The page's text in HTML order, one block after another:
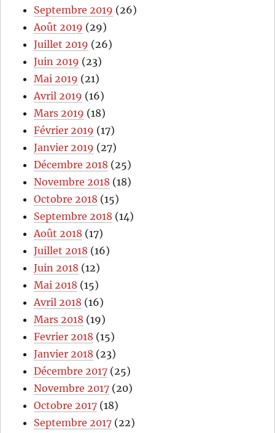
Septembre 2019 (26)
Août 2019 (29)
Juillet 2019 (26)
Juin 2019 (23)
Mai 2019 (21)
Avril 2019 (16)
Mars 2019 (18)
Février 2019 (17)
Janvier 2019 (27)
Décembre 2018 (25)
Novembre 2018 (18)
Octobre 2018 (15)
Septembre 2018 (14)
Août 2018 (17)
Juillet 2018 (16)
Juin 2018 (12)
Mai 2018 (15)
Avril 2018 (16)
Mars 2018 (19)
Fevrier 2018 (15)
Janvier 2018 (23)
Décembre 2017 (25)
Novembre 2017 (20)
Octobre 2017 (18)
Septembre 2017 (22)